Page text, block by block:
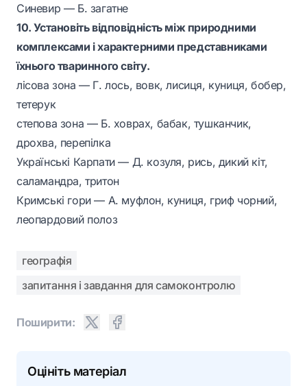
Синевир — Б. загатне
10. Установіть відповідність між природними
комплексами і характерними представниками
їхнього тваринного світу.
лісова зона — Г. лось, вовк, лисиця, куниця, бобер,
тетерук
степова зона — Б. ховрах, бабак, тушканчик,
дрохва, перепілка
Українські Карпати — Д. козуля, рись, дикий кіт,
саламандра, тритон
Кримські гори — А. муфлон, куниця, гриф чорний,
леопардовий полоз
географія
запитання і завдання для самоконтролю
Поширити:
Оцініть матеріал